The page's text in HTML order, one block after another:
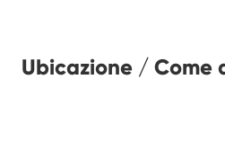
Ubicazione / Come